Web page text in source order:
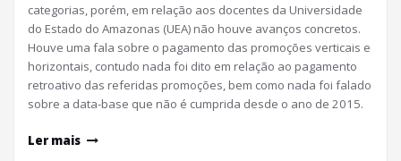
categorias, porém, em relação aos docentes da Universidade
do Estado do Amazonas (UEA) não houve avanços concretos.
Houve uma fala sobre o pagamento das promoções verticais e
horizontais, contudo nada foi dito em relação ao pagamento
retroativo das referidas promoções, bem como nada foi falado
sobre a data-base que não é cumprida desde o ano de 2015.
Ler mais